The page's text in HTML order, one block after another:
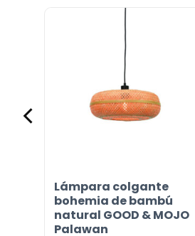
Incluido por defecto
Instrucciones en
Etiqueta energética
¿TIENES ALGUNA
Contáctenos. Puede
correo electrónico a
Lámpara colgante
bohemia de bambú
natural GOOD & MOJO
Palawan